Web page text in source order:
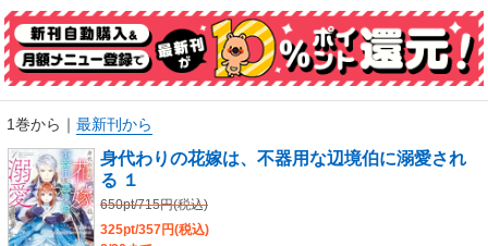
1巻から ｜ 最新刊から
身代わりの花嫁は、不器用な辺境伯に溺愛され
る １
650pt/715円(税込)
325pt/357円(税込)